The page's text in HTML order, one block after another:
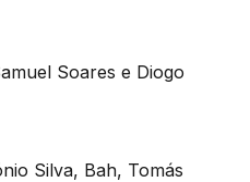
Soares e Diogo
Silva, Bah, Tomás